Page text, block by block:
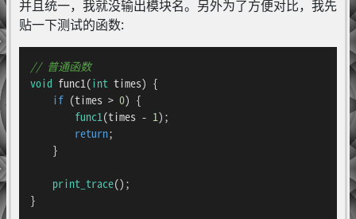
并且统一，我就没输出模块名。另外为了方便对比，我先
贴一下测试的函数:
// 普通函数
void func1 (int times) {
if (times > 0) {
func1 (times - 1);
return;
    }
print_trace();
}